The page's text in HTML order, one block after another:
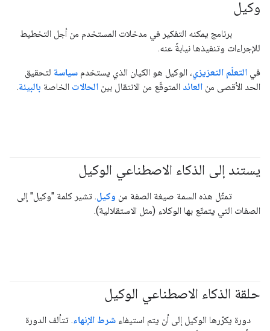
وكيل
برنامج يمكنه التفكير في مدخلات المستخدم من أجل التخطيط
للإجراءات وتنفيذها نيابةً عنه.
في التعلّم التعزيزي، الوكيل هو الكيان الذي يستخدم سياسة لتحقيق
الحد الأقصى من العائد المتوقّع من الانتقال بين الحالات الخاصة بالبيئة.
يستند إلى الذكاء الاصطناعي الوكيل
تمثّل هذه السمة صيغة الصفة من وكيل. تشير كلمة "وكيل" إلى
الصفات التي يتمتّع بها الوكلاء (مثل الاستقلالية).
حلقة الذكاء الاصطناعي الوكيل
#agent
دورة يكرّرها الوكيل إلى أن يتم استيفاء شرط الإنهاء. تتألف الدورة